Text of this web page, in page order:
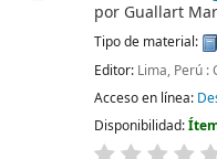
por Guallart
Tipo de material:
Editor: Lima, Perú :
Acceso en línea:
Disponibilidad: